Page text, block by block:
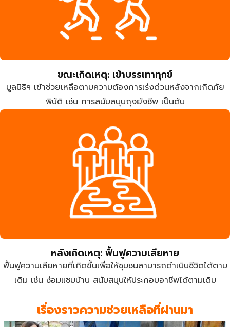
ขณะเกิดเหตุ: เข้าบรรเทาทุกข์
มูลนิธิฯ เข้าช่วยเหลือตามความต้องการเร่งด่วนหลังจากเกิดภัย
พิบัติ เช่น การสนับสนุนถุงยังชีพ เป็นต้น
หลังเกิดเหตุ: ฟื้นฟูความเสียหาย
ฟื้นฟูความเสียหายที่เกิดขึ้นเพื่อให้ชุมชนสามารถดำเนินชีวิตได้ตาม
เดิม เช่น ซ่อมแซมบ้าน สนับสนุนให้ประกอบอาชีพได้ตามเดิม
เรื่องราวความช่วยเหลือที่ผ่านมา